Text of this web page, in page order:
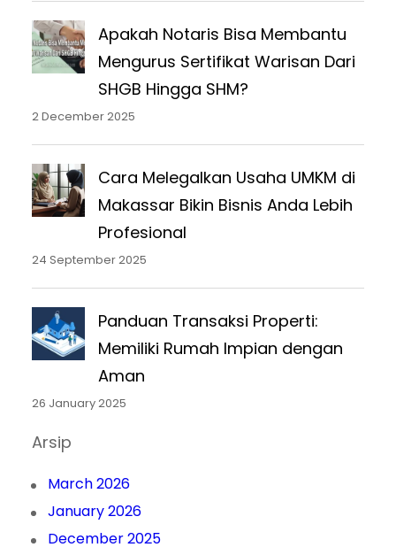
Apakah Notaris Bisa Membantu
Mengurus Sertifikat Warisan Dari
SHGB Hingga SHM?
2 December 2025
Cara Melegalkan Usaha UMKM di
Makassar Bikin Bisnis Anda Lebih
Profesional
24 September 2025
Panduan Transaksi Properti:
Memiliki Rumah Impian dengan
Aman
26 January 2025
Arsip
March 2026
January 2026
December 2025